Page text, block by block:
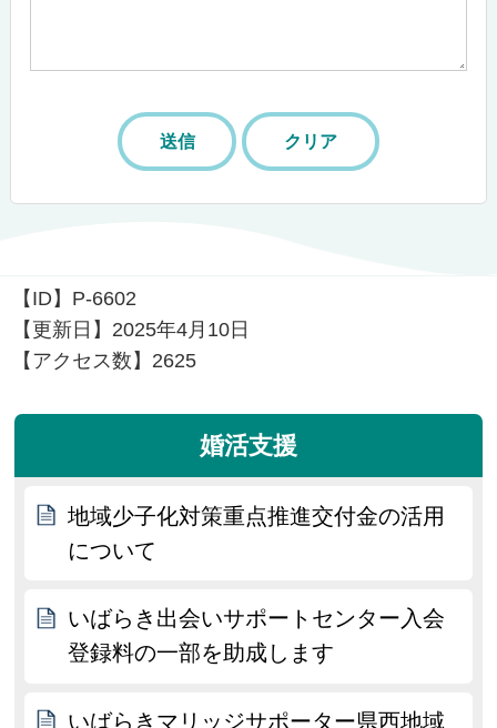
【ID】 P-6602
【更新日】 2025年4月10日
【アクセス数】 2625
婚活支援
地域少子化対策重点推進交付金の活用
について
いばらき出会いサポートセンター入会
登録料の一部を助成します
いばらきマリッジサポーター県西地域